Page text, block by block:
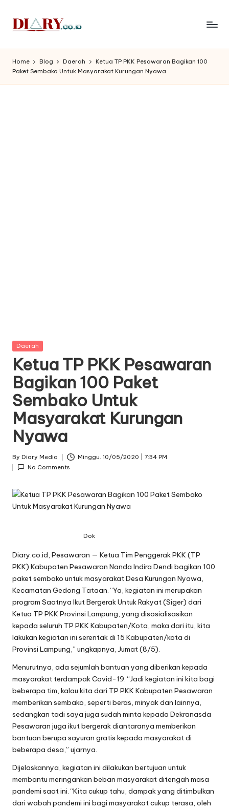
Skip
D
i
a
Indonesia
Home Blog Daerah
Ketua TP PKK Pesawaran Bagikan 100
Paket Sembako Untuk Masyarakat Kurungan Nyawa
Posted
Daerah
Ketua TP PKK Pesawaran
Bagikan 100 Paket
Sembako Untuk
Masyarakat Kurungan
Nyawa
Posted
by
By Diary Media
Minggu. 10/05/2020 | 7:34 PM
No Comments
Dok
Diary.co.id, Pesawaran — Ketua Tim Penggerak PKK (TP
PKK) Kabupaten Pesawaran Nanda Indira Dendi bagikan 100
paket sembako untuk masyarakat Desa Kurungan Nyawa,
Kecamatan Gedong Tataan. “Ya, kegiatan ini merupakan
program Saatnya Ikut Bergerak Untuk Rakyat (Siger) dari
Ketua TP PKK Provinsi Lampung, yang disosialisasikan
kepada seluruh TP PKK Kabupaten/Kota, maka dari itu, kita
lakukan kegiatan ini serentak di 15 Kabupaten/kota di
Provinsi Lampung,” ungkapnya, Jumat (8/5).
Menurutnya, ada sejumlah bantuan yang diberikan kepada
masyarakat terdampak Covid-19. “Jadi kegiatan ini kita bagi
beberapa tim, kalau kita dari TP PKK Kabupaten Pesawaran
memberikan sembako, seperti beras, minyak dan lainnya,
sedangkan tadi saya juga sudah minta kepada Dekranasda
Pesawaran juga ikut bergerak diantaranya memberikan
bantuan berupa sayuran gratis kepada masyarakat di
beberapa desa,” ujarnya.
Dijelaskannya, kegiatan ini dilakukan bertujuan untuk
membantu meringankan beban masyarakat ditengah masa
pandemi saat ini. “Kita cukup tahu, dampak yang ditimbulkan
dari wabah pandemi ini bagi masyarakat cukup terasa, oleh